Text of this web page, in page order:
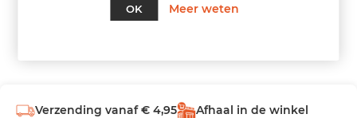
Verzending vanaf € 4,95
Afhaal in de winkel
OK
Meer weten